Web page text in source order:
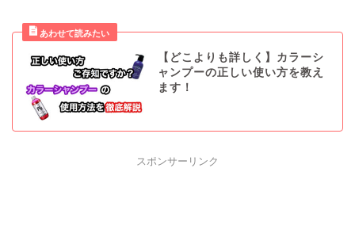
【どこよりも詳しく】カラーシ
ャンプーの正しい使い方を教え
ます！
スポンサーリンク